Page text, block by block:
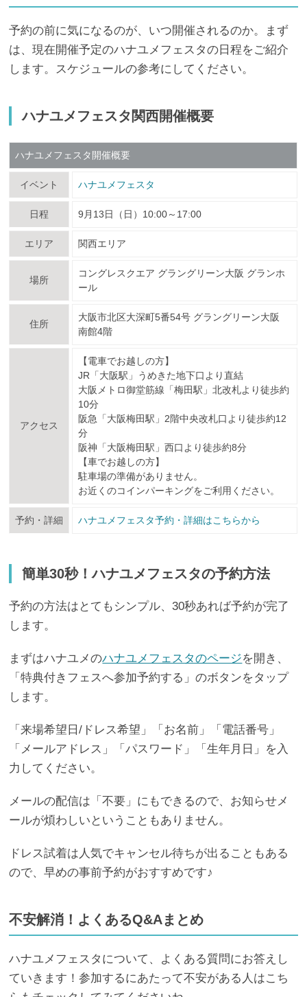
予約の前に気になるのが、いつ開催されるのか。まず
は、現在開催予定のハナユメフェスタの日程をご紹介
します。スケジュールの参考にしてください。
ハナユメフェスタ関西開催概要
ハナユメフェスタ開催概要
イベント ハナユメフェスタ
日程 9月13日（日）10:00～17:00
エリア 関西エリア
場所
コングレスクエア グラングリーン大阪 グランホ
ール
住所
大阪市北区大深町5番54号 グラングリーン大阪
南館4階
アクセス
【電車でお越しの方】
JR「大阪駅」うめきた地下口より直結
大阪メトロ御堂筋線「梅田駅」北改札より徒歩約
10分
阪急「大阪梅田駅」2階中央改札口より徒歩約12
分
阪神「大阪梅田駅」西口より徒歩約8分
【車でお越しの方】
駐車場の準備がありません。
お近くのコインパーキングをご利用ください。
予約・詳細 ハナユメフェスタ予約・詳細はこちらから
簡単30秒！ハナユメフェスタの予約方法
予約の方法はとてもシンプル、30秒あれば予約が完了
します。
まずはハナユメのハナユメフェスタのページを開き、
「特典付きフェスへ参加予約する」のボタンをタップ
します。
「来場希望日/ドレス希望」「お名前」「電話番号」
「メールアドレス」「パスワード」「生年月日」を入
力してください。
メールの配信は「不要」にもできるので、お知らせメ
ールが煩わしいということもありません。
ドレス試着は人気でキャンセル待ちが出ることもある
ので、早めの事前予約がおすすめです♪
不安解消！よくあるQ&Aまとめ
ハナユメフェスタについて、よくある質問にお答えし
ていきます！参加するにあたって不安がある人はこち